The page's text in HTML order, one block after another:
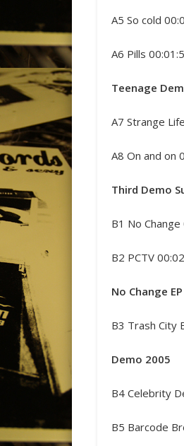
A5 So cold
A6 Pills
Teenage
A7 Strange
A8 On and on
Third Demo
B1 No
B2 PCTV
No Change
B3 Trash City
Demo 2005
B4 Celebrity
B5 Barcode